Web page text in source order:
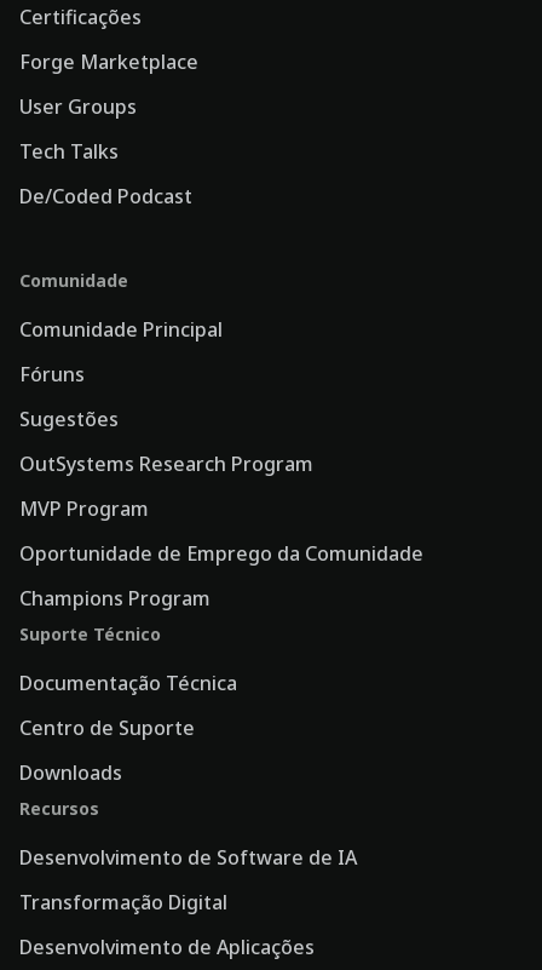
Certificações
Forge Marketplace
User Groups
Tech Talks
De/Coded Podcast
Comunidade
Comunidade Principal
Fóruns
Sugestões
OutSystems Research Program
MVP Program
Oportunidade de Emprego da Comunidade
Champions Program
Suporte Técnico
Documentação Técnica
Centro de Suporte
Downloads
Recursos
Desenvolvimento de Software de IA
Transformação Digital
Desenvolvimento de Aplicações